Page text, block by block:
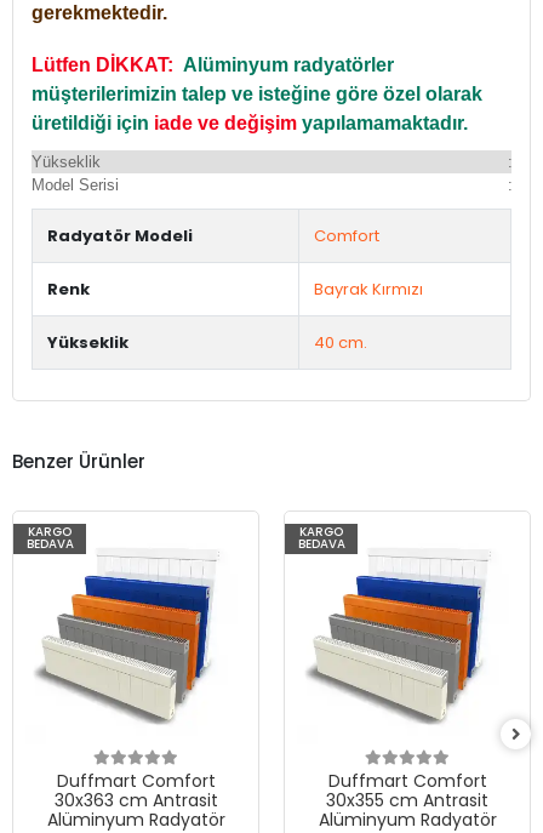
gerekmektedir.
Lütfen DİKKAT: Alüminyum radyatörler
müşterilerimizin talep ve isteğine göre özel olarak
üretildiği için iade ve değişim yapılamamaktadır.
Yükseklik :
Model Serisi
:
Radyatör Modeli Comfort
Renk Bayrak Kırmızı
Yükseklik 40 cm.
Benzer Ürünler
KARGO
BEDAVA
Duffmart Comfort
30x363 cm Antrasit
Alüminyum Radyatör
KARGO
BEDAVA
Duffmart Comfort
30x355 cm Antrasit
Alüminyum Radyatör